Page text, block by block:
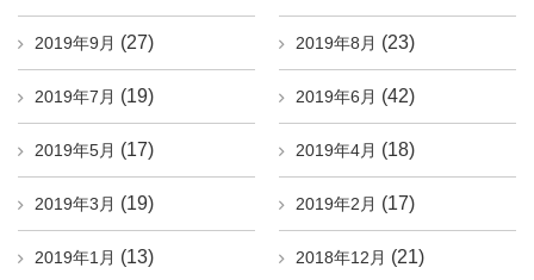
2019年9月 (27) 2019年8月 (23)
2019年7月 (19) 2019年6月 (42)
2019年5月 (17) 2019年4月 (18)
2019年3月 (19) 2019年2月 (17)
2019年1月 (13) 2018年12月 (21)